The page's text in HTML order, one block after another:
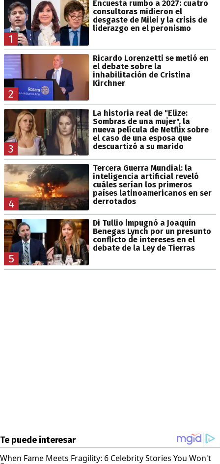
1
Encuesta rumbo a 2027: cuatro
consultoras midieron el
desgaste de Milei y la crisis de
liderazgo en el peronismo
2
Ricardo Lorenzetti se metió en
el debate sobre la
inhabilitación de Cristina
Kirchner
3
La historia real de "Elize:
Sombras de una mujer", la
nueva película de Netflix sobre
el caso de una esposa que
descuartizó a su marido
4
Tercera Guerra Mundial: la
inteligencia artificial reveló
cuáles serían los primeros
países latinoamericanos en ser
derrotados
5
Di Tullio impugnó a Joaquín
Benegas Lynch por un presunto
conflicto de intereses en el
debate de la Ley de Tierras